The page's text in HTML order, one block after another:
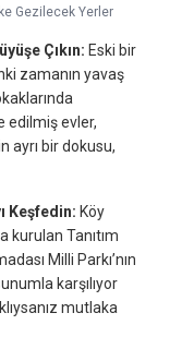
Gezilecek Yerler
Çıkın: Eski bir
zamanın yavaş
edilmiş evler,
ayrı bir dokusu,
Keşfedin: Köy
kurulan Tanıtım
Milli Parkı’nın
karşılıyor
mutlaka